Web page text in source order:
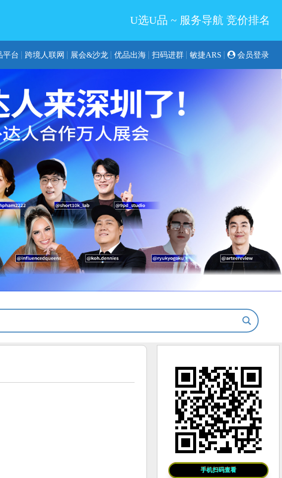
U选U品 ~ 服务导航 竞价排名
平台 跨境人联网 展会&沙龙 优品出海 扫码进群 敏捷ARS 会员登录
手机扫码查看